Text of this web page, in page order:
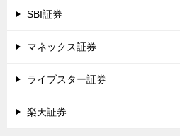
SBI証券
マネックス証券
ライブスター証券
楽天証券